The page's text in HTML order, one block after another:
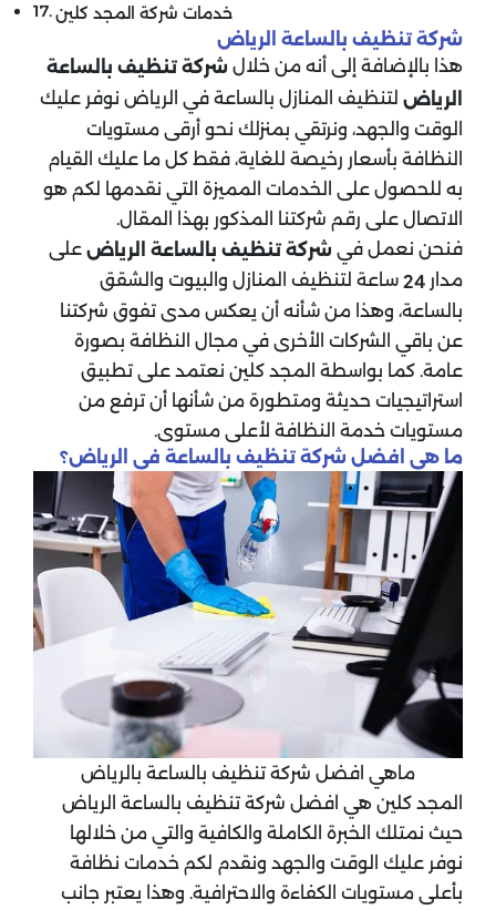
خدمات شركة المجد كلين
شركة تنظيف بالساعة الرياض
هذا بالإضافة إلى أنه من خلال شركة تنظيف بالساعة
الرياض لتنظيف المنازل بالساعة في الرياض نوفر عليك
الوقت والجهد، ونرتقي بمنزلك نحو أرقى مستويات
النظافة بأسعار رخيصة للغاية، فقط كل ما عليك القيام
به للحصول على الخدمات المميزة التي نقدمها لكم هو
الاتصال على رقم شركتنا المذكور بهذا المقال.
فنحن نعمل في شركة تنظيف بالساعة الرياض على
مدار 24 ساعة لتنظيف المنازل والبيوت والشقق
بالساعة، وهذا من شأنه أن يعكس مدى تفوق شركتنا
عن باقي الشركات الأخرى في مجال النظافة بصورة
عامة. كما بواسطة المجد كلين نعتمد على تطبيق
استراتيجيات حديثة ومتطورة من شأنها أن ترفع من
مستويات خدمة النظافة لأعلى مستوى.
ما هي افضل شركة تنظيف بالساعة في الرياض؟
ماهي افضل شركة تنظيف بالساعة بالرياض
المجد كلين هي افضل شركة تنظيف بالساعة الرياض
حيث نمتلك الخبرة الكاملة والكافية والتي من خلالها
نوفر عليك الوقت والجهد ونقدم لكم خدمات نظافة
بأعلى مستويات الكفاءة والاحترافية. وهذا يعتبر جانب